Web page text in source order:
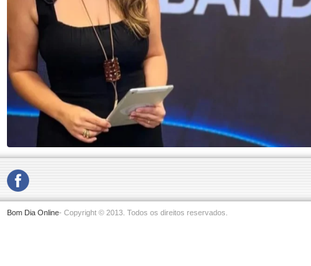
Bom Dia Online- Copyright © 2013. Todos os direitos reservados.